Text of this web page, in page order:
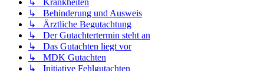
↳ Behinderung und Ausweis
↳ Ärztliche Begutachtung
↳ Der Gutachtertermin steht an
↳ Das Gutachten liegt vor
↳ MDK Gutachten
↳ Initiative Fehlgutachten